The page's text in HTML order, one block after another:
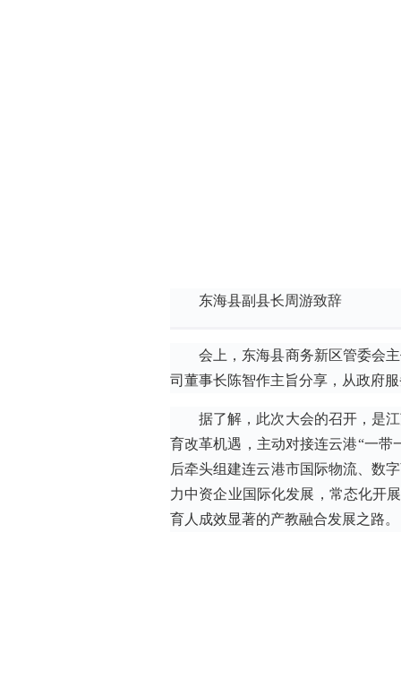
东海县副县长周游致辞
会上，东海县商务新区管委会
司董事长陈智作主旨分享，从政府
据了解，此次大会的召开，是
育改革机遇，主动对接连云港“一
后牵头组建连云港市国际物流、数
力中资企业国际化发展，常态化开
育人成效显著的产教融合发展之路。